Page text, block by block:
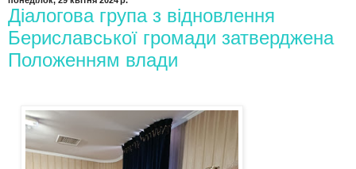
Діалогова група з відновлення
Бериславської громади затверджена
Положенням влади